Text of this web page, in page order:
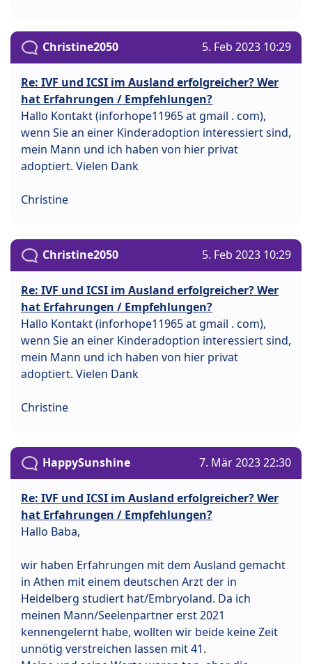
Christine2050 5. Feb 2023 10:29
Re: IVF und ICSI im Ausland erfolgreicher? Wer
hat Erfahrungen / Empfehlungen?
Hallo Kontakt (inforhope11965 at gmail . com),
wenn Sie an einer Kinderadoption interessiert sind,
mein Mann und ich haben von hier privat
adoptiert. Vielen Dank
Christine
Christine2050 5. Feb 2023 10:29
Re: IVF und ICSI im Ausland erfolgreicher? Wer
hat Erfahrungen / Empfehlungen?
Hallo Kontakt (inforhope11965 at gmail . com),
wenn Sie an einer Kinderadoption interessiert sind,
mein Mann und ich haben von hier privat
adoptiert. Vielen Dank
Christine
HappySunshine 7. Mär 2023 22:30
Re: IVF und ICSI im Ausland erfolgreicher? Wer
hat Erfahrungen / Empfehlungen?
Hallo Baba,
wir haben Erfahrungen mit dem Ausland gemacht
in Athen mit einem deutschen Arzt der in
Heidelberg studiert hat/Embryoland. Da ich
meinen Mann/Seelenpartner erst 2021
kennengelernt habe, wollten wir beide keine Zeit
unnötig verstreichen lassen mit 41.